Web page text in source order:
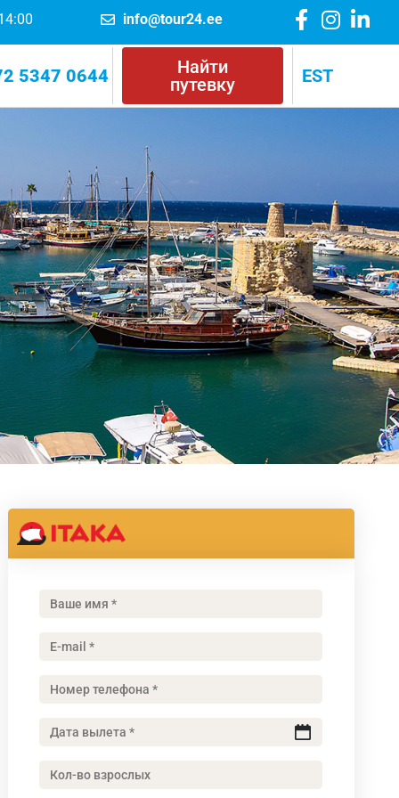
info@tour24.ee
5347 0644
Найти
путевку
EST
(Обязательно)
(Обязательно)
(Обязательно)